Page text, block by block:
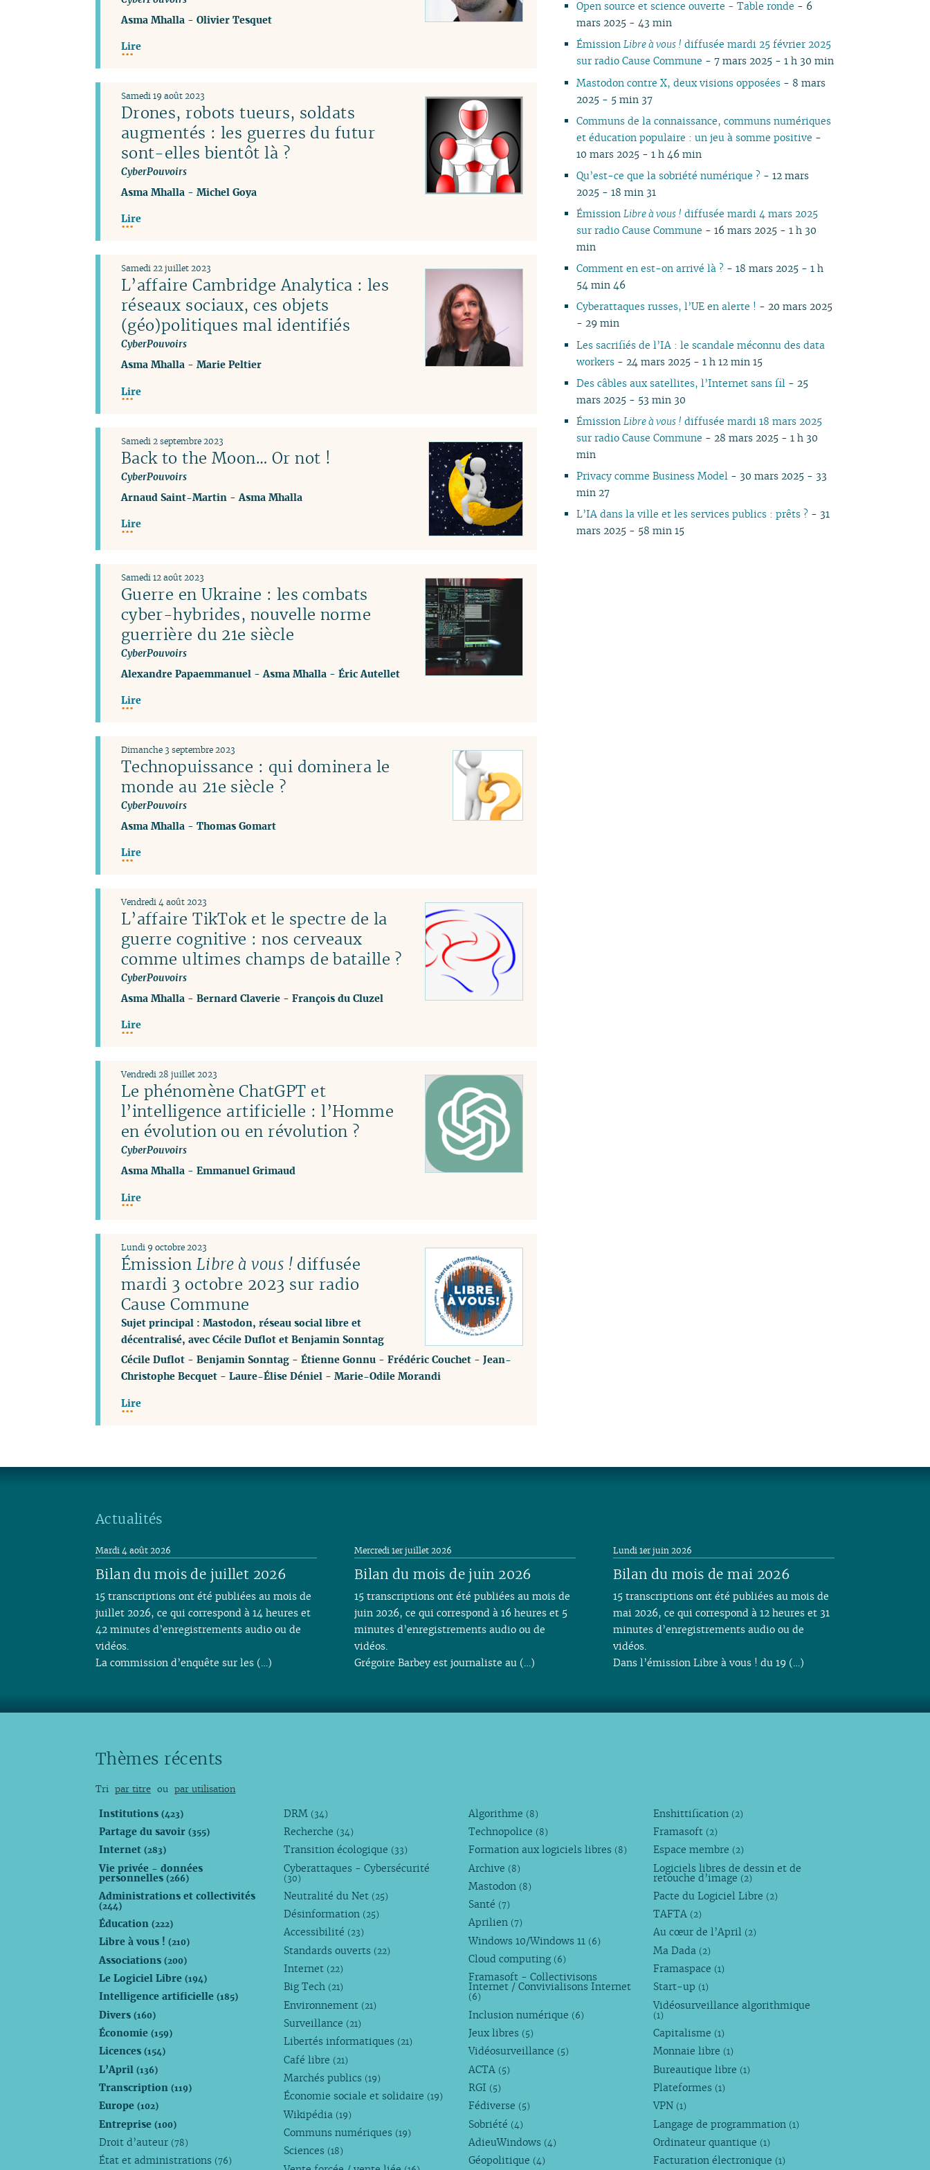
Asma Mhalla- Olivier Tesquet
Lire
Drones, robots tueurs, soldats
augmentés : les guerres du futur
sont-elles bientôt là ?
CyberPouvoirs
Samedi 19 août 2023
Asma Mhalla- Michel Goya
Lire
L’affaire Cambridge Analytica : les
réseaux sociaux, ces objets
(géo)politiques mal identifiés
CyberPouvoirs
Samedi 22 juillet 2023
Asma Mhalla- Marie Peltier
Lire
Back to the Moon… Or not !
CyberPouvoirs
Samedi 2 septembre 2023
Arnaud Saint-Martin - Asma Mhalla
Lire
Guerre en Ukraine : les combats
cyber-hybrides, nouvelle norme
guerrière du 21e siècle
CyberPouvoirs
Samedi 12 août 2023
Alexandre Papaemmanuel - Asma Mhalla - Éric Autellet
Lire
Technopuissance : qui dominera le
monde au 21e siècle ?
CyberPouvoirs
Dimanche 3 septembre 2023
Asma Mhalla - Thomas Gomart
Lire
L’affaire TikTok et le spectre de la
guerre cognitive : nos cerveaux
comme ultimes champs de bataille ?
CyberPouvoirs
Vendredi 4 août 2023
Asma Mhalla- Bernard Claverie- François du Cluzel
Lire
Le phénomène ChatGPT et
l’intelligence artificielle : l’Homme
en évolution ou en révolution ?
CyberPouvoirs
Vendredi 28 juillet 2023
Asma Mhalla- Emmanuel Grimaud
Lire
Émission Libre à vous !diffusée
mardi 3 octobre 2023 sur radio
Cause Commune
Sujet principal : Mastodon, réseau social libre et
décentralisé, avec Cécile Duflot et Benjamin Sonntag
Lundi 9 octobre 2023
Cécile Duflot- Benjamin Sonntag- Étienne Gonnu- Frédéric Couchet- Jean-
Christophe Becquet- Laure-Élise Déniel- Marie-Odile Morandi
Lire
03
02
01
02
01
02
01
02
01
02
01
02
01
02
01
03
02
01
03
02
01
03
02
02
03
03
02
01
Open source et science ouverte - Table ronde - 6
mars 2025 - 43 min
ÉmissionLibre à vous ! diffusée mardi 25 février 2025
sur radio Cause Commune - 7 mars 2025 - 1 h 30 min
Mastodon contre X, deux visions opposées - 8 mars
2025 - 5 min 37
Communs de la connaissance, communs numériques
et éducation populaire : un jeu à somme positive -
10 mars 2025 - 1 h 46 min
Qu’est-ce que la sobriété numérique ? - 12 mars
2025 - 18 min 31
ÉmissionLibre à vous ! diffusée mardi 4 mars 2025
sur radio Cause Commune - 16 mars 2025 - 1 h 30
min
Comment en est-on arrivé là ? - 18 mars 2025 - 1 h
54 min 46
Cyberattaques russes, l’UE en alerte ! - 20 mars 2025
- 29 min
Les sacrifiés de l’IA : le scandale méconnu des data
workers - 24 mars 2025 - 1 h 12 min 15
Des câbles aux satellites, l’Internet sans fil - 25
mars 2025 - 53 min 30
ÉmissionLibre à vous ! diffusée mardi 18 mars 2025
sur radio Cause Commune - 28 mars 2025 - 1 h 30
min
Privacy comme Business Model - 30 mars 2025 - 33
min 27
L’IA dans la ville et les services publics : prêts ? - 31
mars 2025 - 58 min 15
Actualités
Bilan du mois de juillet 2026
Mardi 4 août 2026
15 transcriptions ont été publiées au mois de
juillet 2026, ce qui correspond à 14 heures et
42 minutes d’enregistrements audio ou de
vidéos.
La commission d’enquête sur les (…)
Bilan du mois de juin 2026
Mercredi 1er juillet 2026
15 transcriptions ont été publiées au mois de
juin 2026, ce qui correspond à 16 heures et 5
minutes d’enregistrements audio ou de
vidéos.
Grégoire Barbey est journaliste au (…)
Bilan du mois de mai 2026
Lundi 1er juin 2026
15 transcriptions ont été publiées au mois de
mai 2026, ce qui correspond à 12 heures et 31
minutes d’enregistrements audio ou de
vidéos.
Dans l’émission Libre à vous ! du 19 (…)
Thèmes récents
Tri par titre ou par utilisation
Institutions(423)
Partage du savoir(355)
Internet(283)
Vie privée - données
personnelles(266)
Administrations et collectivités
(244)
Éducation(222)
Libre à vous !(210)
Associations(200)
Le Logiciel Libre(194)
Intelligence artificielle(185)
Divers(160)
Économie(159)
Licences(154)
L’April(136)
Transcription(119)
Europe(102)
Entreprise(100)
Droit d’auteur (78)
État et administrations (76)
DRM (34)
Recherche (34)
Transition écologique (33)
Cyberattaques - Cybersécurité
(30)
Neutralité du Net (25)
Désinformation (25)
Accessibilité (23)
Standards ouverts (22)
Internet (22)
Big Tech (21)
Environnement (21)
Surveillance (21)
Libertés informatiques (21)
Café libre (21)
Marchés publics (19)
Économie sociale et solidaire (19)
Wikipédia (19)
Communs numériques (19)
Sciences (18)
Algorithme (8)
Technopolice (8)
Formation aux logiciels libres (8)
Archive (8)
Mastodon (8)
Santé (7)
Aprilien (7)
Windows 10/Windows 11 (6)
Cloud computing (6)
Framasoft - Collectivisons
Internet / Convivialisons Internet
(6)
Inclusion numérique (6)
Jeux libres (5)
Vidéosurveillance (5)
ACTA (5)
RGI (5)
Fédiverse (5)
Sobriété (4)
AdieuWindows (4)
Géopolitique (4)
Enshittification (2)
Framasoft (2)
Espace membre (2)
Logiciels libres de dessin et de
retouche d’image (2)
Pacte du Logiciel Libre (2)
TAFTA (2)
Au cœur de l’April (2)
Ma Dada (2)
Framaspace (1)
Start-up (1)
Vidéosurveillance algorithmique
(1)
Capitalisme (1)
Monnaie libre (1)
Bureautique libre (1)
Plateformes (1)
VPN (1)
Langage de programmation (1)
Ordinateur quantique (1)
Facturation électronique (1)